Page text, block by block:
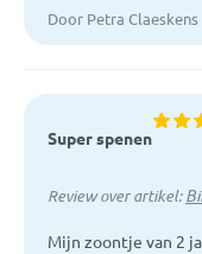
Door Petra
Super spenen
Review over artikel:
Mijn zoontje van 2